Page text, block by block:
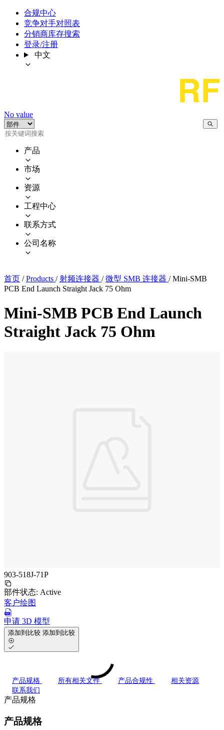
合规中心
竞争对手对照表
分销商库存搜索
登录/注册
中文
No value
产品
市场
资源
工程中心
联系方式
公司名称
首页 / Products / 射频连接器 / 微型 SMB 连接器 / Mini-SMB
PCB End Launch Straight Jack 75 Ohm
Mini-SMB PCB End Launch
Straight Jack 75 Ohm
903-518J-71P
部件状态: Active
客户绘图
申请 3D 模型
添加到比较 添加到比较
产品规格 所有相关文件 产品合规性
相关资源
联系我们
产品规格
产品规格